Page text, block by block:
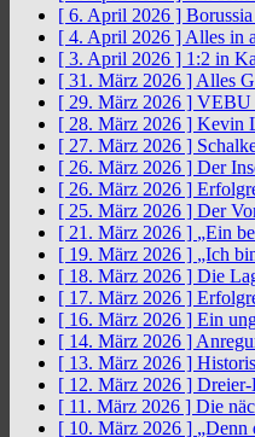
[ 6. April 2026 ]
[ 4. April 2026 ] Alles in
[ 3. April 2026 ] 1:2 in
[ 31. März 2026 ] Alles
[ 29. März 2026 ] VEBU
[ 28. März 2026 ] Kevin
[ 27. März 2026 ]
[ 26. März 2026 ] Der
[ 26. März 2026 ]
[ 25. März 2026 ] Der
[ 21. März 2026 ] „Ein
[ 19. März 2026 ] „Ich
[ 18. März 2026 ] Die
[ 17. März 2026 ]
[ 16. März 2026 ] Ein
[ 14. März 2026 ]
[ 13. März 2026 ]
[ 12. März 2026 ] Dreier-
[ 11. März 2026 ] Die
[ 10. März 2026 ] „Denn